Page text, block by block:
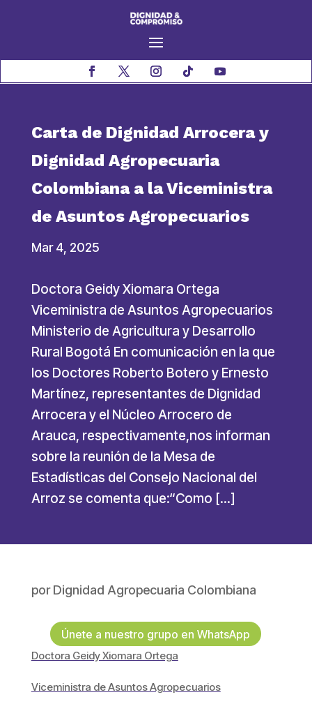
Carta de Dignidad Arrocera y
Dignidad Agropecuaria
Colombiana a la Viceministra
de Asuntos Agropecuarios
Mar 4, 2025
Doctora Geidy Xiomara Ortega
Viceministra de Asuntos Agropecuarios
Ministerio de Agricultura y Desarrollo
Rural Bogotá En comunicación en la que
los Doctores Roberto Botero y Ernesto
Martínez, representantes de Dignidad
Arrocera y el Núcleo Arrocero de
Arauca, respectivamente,nos informan
sobre la reunión de la Mesa de
Estadísticas del Consejo Nacional del
Arroz se comenta que:“Como […]
porDignidad Agropecuaria Colombiana
Únete a nuestro grupo en WhatsApp
Doctora Geidy Xiomara Ortega
Viceministra de Asuntos Agropecuarios